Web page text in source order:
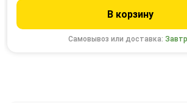
Самовывоз или доставка:
В корзину